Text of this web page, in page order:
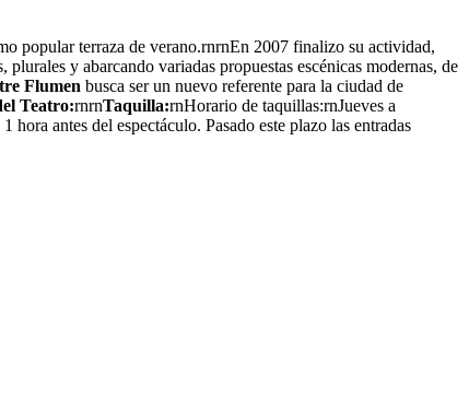
popular terraza de verano.rnrnEn 2007 finalizo su actividad,
y abarcando variadas propuestas escénicas modernas, de
Flumen busca ser un nuevo referente para la ciudad de
Teatro:rnrnTaquilla:rnHorario de taquillas:rnJueves a
antes del espectáculo. Pasado este plazo las entradas